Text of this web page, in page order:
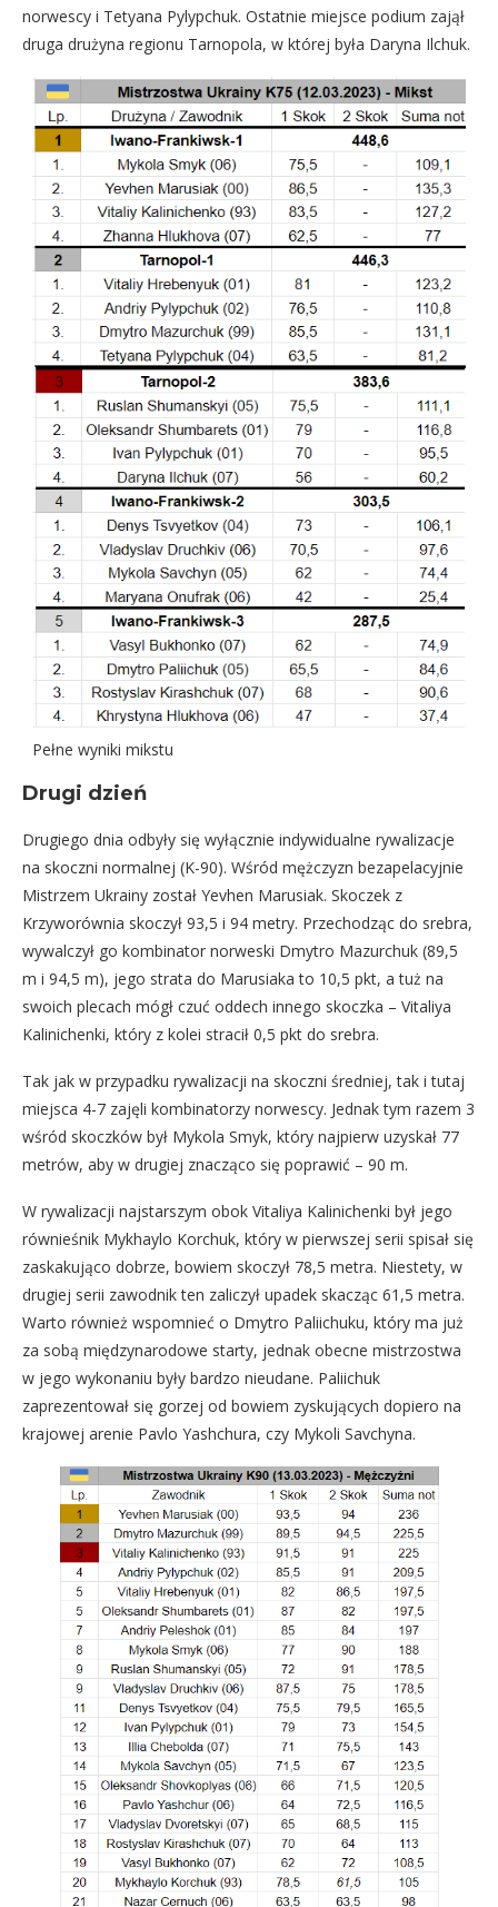
norwescy i Tetyana Pylypchuk. Ostatnie miejsce podium zajął
druga drużyna regionu Tarnopola, w której była Daryna Ilchuk.
Pełne wyniki mikstu
Drugi dzień
Drugiego dnia odbyły się wyłącznie indywidualne rywalizacje
na skoczni normalnej (K-90). Wśród mężczyzn bezapelacyjnie
Mistrzem Ukrainy został Yevhen Marusiak. Skoczek z
Krzyworównia skoczył 93,5 i 94 metry. Przechodząc do srebra,
wywalczył go kombinator norweski Dmytro Mazurchuk (89,5
m i 94,5 m), jego strata do Marusiaka to 10,5 pkt, a tuż na
swoich plecach mógł czuć oddech innego skoczka – Vitaliya
Kalinichenki, który z kolei stracił 0,5 pkt do srebra.
Tak jak w przypadku rywalizacji na skoczni średniej, tak i tutaj
miejsca 4-7 zajęli kombinatorzy norwescy. Jednak tym razem 3
wśród skoczków był Mykola Smyk, który najpierw uzyskał 77
metrów, aby w drugiej znacząco się poprawić – 90 m.
W rywalizacji najstarszym obok Vitaliya Kalinichenki był jego
równieśnik Mykhaylo Korchuk, który w pierwszej serii spisał się
zaskakująco dobrze, bowiem skoczył 78,5 metra. Niestety, w
drugiej serii zawodnik ten zaliczył upadek skacząc 61,5 metra.
Warto również wspomnieć o Dmytro Paliichuku, który ma już
za sobą międzynarodowe starty, jednak obecne mistrzostwa
w jego wykonaniu były bardzo nieudane. Paliichuk
zaprezentował się gorzej od bowiem zyskujących dopiero na
krajowej arenie Pavlo Yashchura, czy Mykoli Savchyna.